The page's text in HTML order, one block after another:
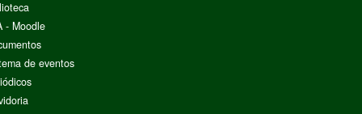
- Moodle
de eventos